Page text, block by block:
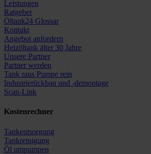
Leistungen
Ratgeber
Öltank24 Glossar
Kontakt
Angebot anfordern
Heizöltank älter 30 Jahre
Unsere Partner
Partner werden
Tank raus Pumpe rein
Industrierückbau und -demontage
Scan-Link
Kostenrechner
Tankentsorgung
Tankreinigung
Öl umpumpen